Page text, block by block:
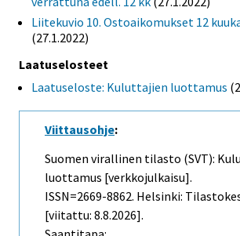
Liitekuvio 10. Ostoaikomukset 12
(27.1.2022)
Laatuselosteet
Laatuseloste: Kuluttajien luottamus
Viittausohje:
Suomen virallinen tilasto (SVT):
luottamus [verkkojulkaisu].
ISSN=2669-8862. Helsinki:
[viitattu: 8.8.2026].